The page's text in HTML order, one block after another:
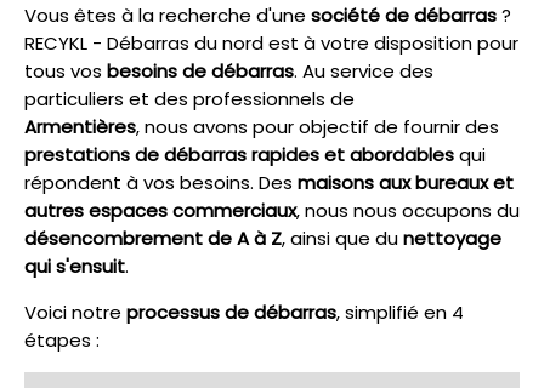
Vous êtes à la recherche d'une société de débarras?
RECYKL - Débarras du nord est à votre disposition pour
tous vos besoins de débarras. Au service des
particuliers et des professionnels de
Armentières, nous avons pour objectif de fournir des
prestations de débarras rapides et abordablesqui
répondent à vos besoins. Des maisons aux bureaux et
autres espaces commerciaux, nous nous occupons du
désencombrement de A à Z, ainsi que dunettoyage
qui s'ensuit.
Voici notre processus de débarras, simplifié en 4
étapes :